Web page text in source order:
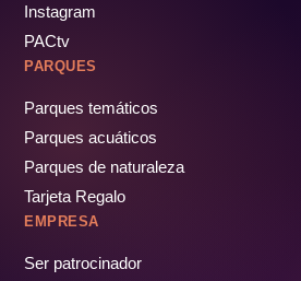
Instagram
PACtv
PARQUES
Parques temáticos
Parques acuáticos
Parques de naturaleza
Tarjeta Regalo
EMPRESA
Ser patrocinador